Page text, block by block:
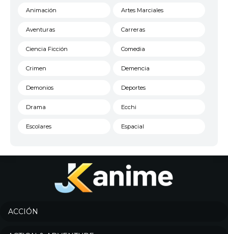
Animación Artes Marciales
Aventuras Carreras
Ciencia Ficción Comedia
Crimen Demencia
Demonios Deportes
Drama Ecchi
Escolares Espacial
Historico
Josei
ACCIÓN